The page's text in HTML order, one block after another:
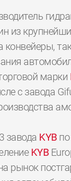
из
конвейеры,
марки
с завода
завода KYBпо
KYB
рынок
0 0